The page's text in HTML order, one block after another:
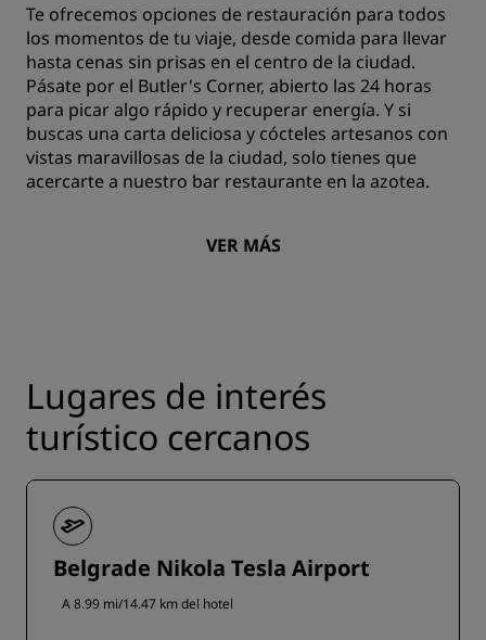
Te ofrecemos opciones de restauración para todos
los momentos de tu viaje, desde comida para llevar
hasta cenas sin prisas en el centro de la ciudad.
Pásate por el Butler's Corner, abierto las 24 horas
para picar algo rápido y recuperar energía. Y si
buscas una carta deliciosa y cócteles artesanos con
vistas maravillosas de la ciudad, solo tienes que
acercarte a nuestro bar restaurante en la azotea.
VER MÁS
Lugares de interés
turístico cercanos
Belgrade Nikola Tesla Airport
A 8.99 mi/14.47 km del hotel